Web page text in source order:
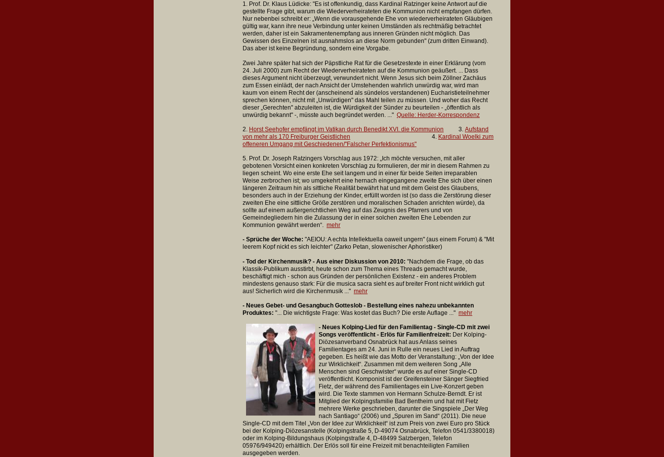
1. Prof. Dr. Klaus Lüdicke: "Es ist offenkundig, dass Kardinal Ratzinger keine Antwort auf die
gestellte Frage gibt, warum die Wiederverheirateten die Kommunion nicht empfangen dürfen.
Nur nebenbei schreibt er: „Wenn die vorausgehende Ehe von wiederverheirateten Gläubigen
gültig war, kann ihre neue Verbindung unter keinen Umständen als rechtmäßig betrachtet
werden, daher ist ein Sakramentenempfang aus inneren Gründen nicht möglich. Das
Gewissen des Einzelnen ist ausnahmslos an diese Norm gebunden" (zum dritten Einwand).
Das aber ist keine Begründung, sondern eine Vorgabe.
Zwei Jahre später hat sich der Päpstliche Rat für die Gesetzestexte in einer Erklärung (vom
24. Juli 2000) zum Recht der Wiederverheirateten auf die Kommunion geäußert. ... Dass
dieses Argument nicht überzeugt, verwundert nicht. Wenn Jesus sich beim Zöllner Zachäus
zum Essen einlädt, der nach Ansicht der Umstehenden wahrlich unwürdig war, wird man
kaum von einem Recht der (anscheinend als sündelos verstandenen) Eucharistieteilnehmer
sprechen können, nicht mit „Unwürdigen" das Mahl teilen zu müssen. Und woher das Recht
dieser „Gerechten" abzuleiten ist, die Würdigkeit der Sünder zu beurteilen - „öffentlich als
unwürdig bekannt" -, müsste auch begründet werden. ..." Quelle: Herder-Korrespondenz
2. Horst Seehofer empfängt im Vatikan durch Benedikt XVI. die Kommunion 3. Aufstand
von mehr als 170 Freiburger Geistlichen 4. Kardinal Woelki zum
offeneren Umgang mit Geschiedenen/"Falscher Perfektionismus"
5. Prof. Dr. Joseph Ratzingers Vorschlag aus 1972: „Ich möchte versuchen, mit aller
gebotenen Vorsicht einen konkreten Vorschlag zu formulieren, der mir in diesem Rahmen zu
liegen scheint. Wo eine erste Ehe seit langem und in einer für beide Seiten irreparablen
Weise zerbrochen ist; wo umgekehrt eine hernach eingegangene zweite Ehe sich über einen
längeren Zeitraum hin als sittliche Realität bewährt hat und mit dem Geist des Glaubens,
besonders auch in der Erziehung der Kinder, erfüllt worden ist (so dass die Zerstörung dieser
zweiten Ehe eine sittliche Größe zerstören und moralischen Schaden anrichten würde), da
sollte auf einem außergerichtlichen Weg auf das Zeugnis des Pfarrers und von
Gemeindegliedern hin die Zulassung der in einer solchen zweiten Ehe Lebenden zur
Kommunion gewährt werden“. mehr
- Sprüche der Woche: "AEIOU: A echta Intellektuella oaweit ungern" (aus einem Forum) & "Mit
leerem Kopf nickt es sich leichter" (Zarko Petan, slowenischer Aphoristiker)
- Tod der Kirchenmusik? - Aus einer Diskussion von 2010: "Nachdem die Frage, ob das
Klassik-Publikum ausstirbt, heute schon zum Thema eines Threads gemacht wurde,
beschäftigt mich - schon aus Gründen der persönlichen Existenz - ein anderes Problem
mindestens genauso stark: Für die musica sacra sieht es auf breiter Front nicht wirklich gut
aus! Sicherlich wird die Kirchenmusik ..." mehr
- Neues Gebet- und Gesangbuch Gotteslob - Bestellung eines nahezu unbekannten
Produktes: "... Die wichtigste Frage: Was kostet das Buch? Die erste Auflage ..." mehr
- Neues Kolping-Lied für den Familientag - Single-CD mit zwei
Songs veröffentlicht - Erlös für Familienfreizeit: Der Kolping-
Diözesanverband Osnabrück hat aus Anlass seines
Familientages am 24. Juni in Rulle ein neues Lied in Auftrag
gegeben. Es heißt wie das Motto der Veranstaltung: „Von der Idee
zur Wirklichkeit“. Zusammen mit dem weiteren Song „Alle
Menschen sind Geschwister“ wurde es auf einer Single-CD
veröffentlicht. Komponist ist der Greifensteiner Sänger Siegfried
Fietz, der während des Familientages ein Live-Konzert geben
wird. Die Texte stammen von Hermann Schulze-Berndt. Er ist
Mitglied der Kolpingsfamilie Bad Bentheim und hat mit Fietz
mehrere Werke geschrieben, darunter die Singspiele „Der Weg
nach Santiago“ (2006) und „Spuren im Sand“ (2011). Die neue
Single-CD mit dem Titel „Von der Idee zur Wirklichkeit“ ist zum Preis von zwei Euro pro Stück
bei der Kolping-Diözesanstelle (Kolpingstraße 5, D-49074 Osnabrück, Telefon 0541/3380018)
oder im Kolping-Bildungshaus (Kolpingstraße 4, D-48499 Salzbergen, Telefon
05976/949420) erhältlich. Der Erlös soll für eine Freizeit mit benachteiligten Familien
ausgegeben werden.